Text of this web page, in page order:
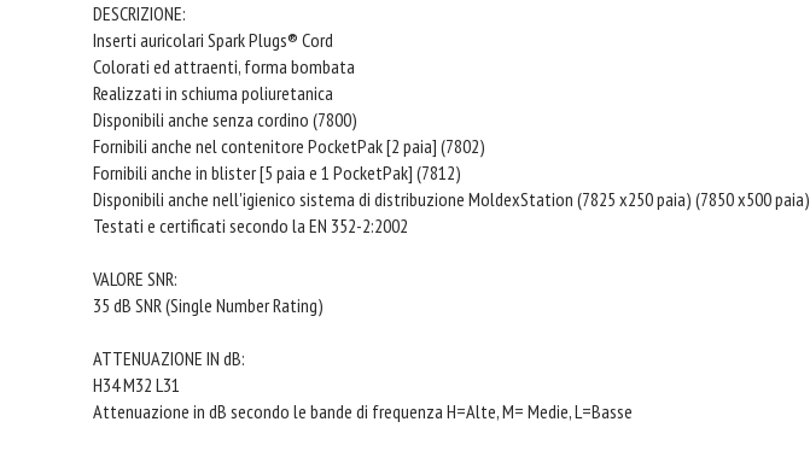
DESCRIZIONE:
Inserti auricolari Spark Plugs® Cord
Colorati ed attraenti, forma bombata
Realizzati in schiuma poliuretanica
Disponibili anche senza cordino (7800)
Fornibili anche nel contenitore PocketPak [2 paia] (7802)
Fornibili anche in blister [5 paia e 1 PocketPak] (7812)
Disponibili anche nell'igienico sistema di distribuzione MoldexStation (7825 x250 paia) (7850 x500 paia)
Testati e certificati secondo la EN 352-2:2002
VALORE SNR:
35 dB SNR (Single Number Rating)
ATTENUAZIONE IN dB:
H34 M32 L31
Attenuazione in dB secondo le bande di frequenza H=Alte, M= Medie, L=Basse